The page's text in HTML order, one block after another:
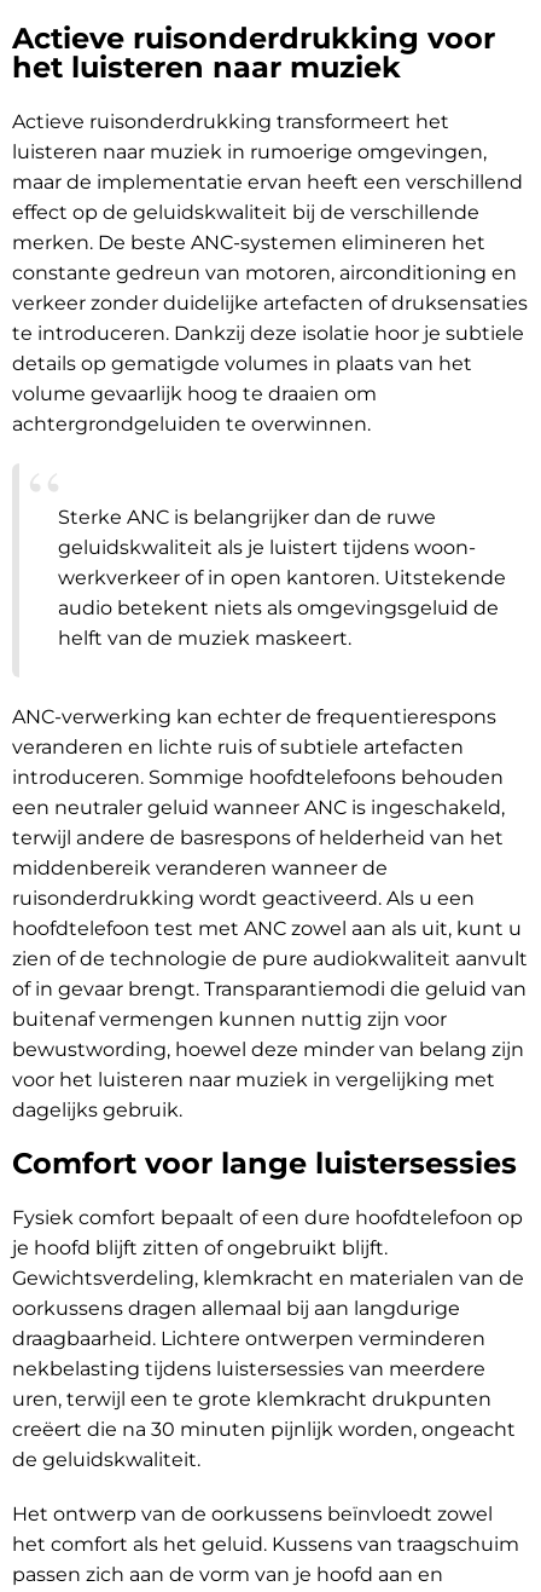
Actieve ruisonderdrukking voor
het luisteren naar muziek
Actieve ruisonderdrukking transformeert het
luisteren naar muziek in rumoerige omgevingen,
maar de implementatie ervan heeft een verschillend
effect op de geluidskwaliteit bij de verschillende
merken. De beste ANC-systemen elimineren het
constante gedreun van motoren, airconditioning en
verkeer zonder duidelijke artefacten of druksensaties
te introduceren. Dankzij deze isolatie hoor je subtiele
details op gematigde volumes in plaats van het
volume gevaarlijk hoog te draaien om
achtergrondgeluiden te overwinnen.
Sterke ANC is belangrijker dan de ruwe
geluidskwaliteit als je luistert tijdens woon-
werkverkeer of in open kantoren. Uitstekende
audio betekent niets als omgevingsgeluid de
helft van de muziek maskeert.
ANC-verwerking kan echter de frequentierespons
veranderen en lichte ruis of subtiele artefacten
introduceren. Sommige hoofdtelefoons behouden
een neutraler geluid wanneer ANC is ingeschakeld,
terwijl andere de basrespons of helderheid van het
middenbereik veranderen wanneer de
ruisonderdrukking wordt geactiveerd. Als u een
hoofdtelefoon test met ANC zowel aan als uit, kunt u
zien of de technologie de pure audiokwaliteit aanvult
of in gevaar brengt. Transparantiemodi die geluid van
buitenaf vermengen kunnen nuttig zijn voor
bewustwording, hoewel deze minder van belang zijn
voor het luisteren naar muziek in vergelijking met
dagelijks gebruik.
Comfort voor lange luistersessies
Fysiek comfort bepaalt of een dure hoofdtelefoon op
je hoofd blijft zitten of ongebruikt blijft.
Gewichtsverdeling, klemkracht en materialen van de
oorkussens dragen allemaal bij aan langdurige
draagbaarheid. Lichtere ontwerpen verminderen
nekbelasting tijdens luistersessies van meerdere
uren, terwijl een te grote klemkracht drukpunten
creëert die na 30 minuten pijnlijk worden, ongeacht
de geluidskwaliteit.
Het ontwerp van de oorkussens beïnvloedt zowel
het comfort als het geluid. Kussens van traagschuim
passen zich aan de vorm van je hoofd aan en